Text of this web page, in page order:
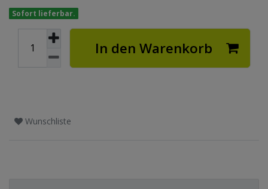
Sofort lieferbar.
In den Warenkorb
Wunschliste